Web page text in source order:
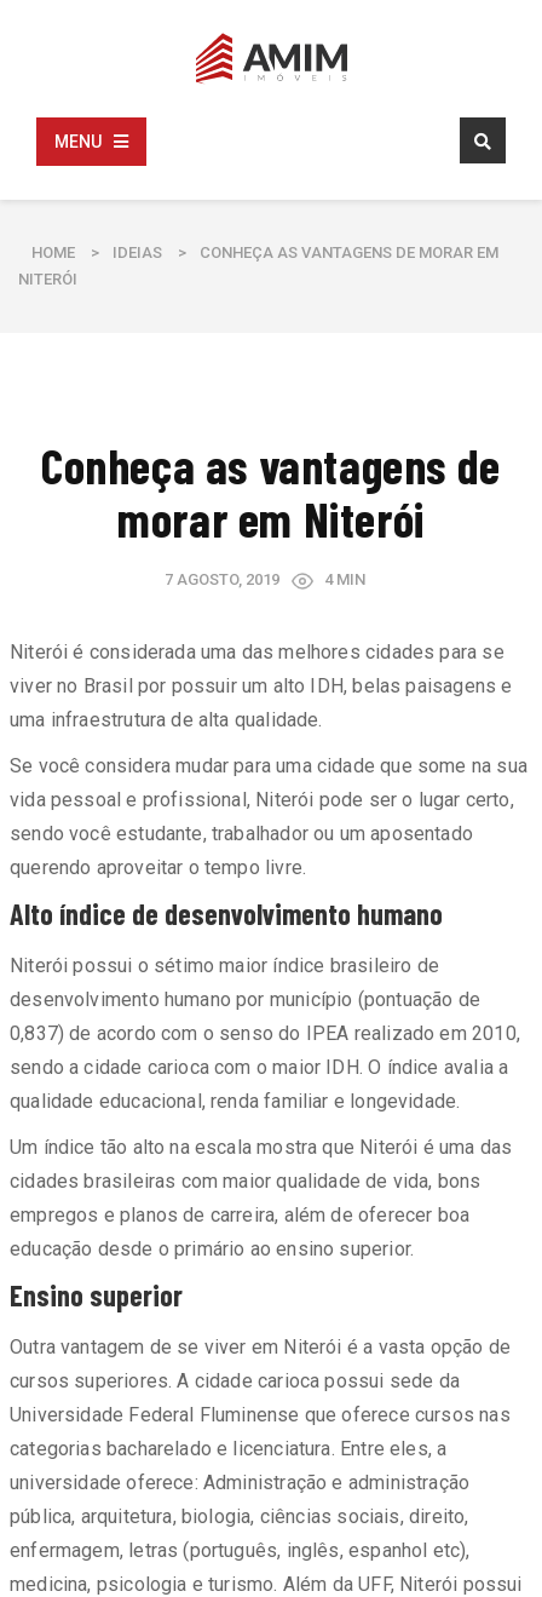
MENU
HOME > IDEIAS >
CONHEÇA AS VANTAGENS DE MORAR EM
NITERÓI
Conheça as vantagens de
morar em Niterói
7 AGOSTO, 2019 4 MIN
Niterói é considerada uma das melhores cidades para se
viver no Brasil por possuir um alto IDH, belas paisagens e
uma infraestrutura de alta qualidade.
Se você considera mudar para uma cidade que some na sua
vida pessoal e profissional, Niterói pode ser o lugar certo,
sendo você estudante, trabalhador ou um aposentado
querendo aproveitar o tempo livre.
Alto índice de desenvolvimento humano
Niterói possui o sétimo maior índice brasileiro de
desenvolvimento humano por município (pontuação de
0,837) de acordo com o senso do IPEA realizado em 2010,
sendo a cidade carioca com o maior IDH. O índice avalia a
qualidade educacional, renda familiar e longevidade.
Um índice tão alto na escala mostra que Niterói é uma das
cidades brasileiras com maior qualidade de vida, bons
empregos e planos de carreira, além de oferecer boa
educação desde o primário ao ensino superior.
Ensino superior
Outra vantagem de se viver em Niterói é a vasta opção de
cursos superiores. A cidade carioca possui sede da
Universidade Federal Fluminense que oferece cursos nas
categorias bacharelado e licenciatura. Entre eles, a
universidade oferece: Administração e administração
pública, arquitetura, biologia, ciências sociais, direito,
enfermagem, letras (português, inglês, espanhol etc),
medicina, psicologia e turismo. Além da UFF, Niterói possui